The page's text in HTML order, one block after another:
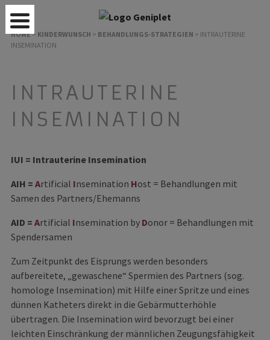
HOME> KINDERWUNSCH > BEHANDLUNGS-STRATEGIEN > INTRAUTERINE
INSEMINATION
INTRAUTERINE
INSEMINATION
IUI = Intrauterine Insemination
AIH = Artificial Insemination Host = Behandlungen mit
Samen des Partners/Ehemanns
AID = Artificial Insemination by Donor = Behandlungen mit
Spendersamen
Zum Zeitpunkt des Eisprungs werden besonders
aufbereitete, „gewaschene“ Spermien des Partners (sog.
homologe Insemination) mit Hilfe einer Spritze und eines
dünnen Katheters direkt in die Gebärmutterhöhle
übertragen. Die Insemination wird bevorzugt bei einer
leichten Einschränkung der männlichen Zeugungsfähigkeit